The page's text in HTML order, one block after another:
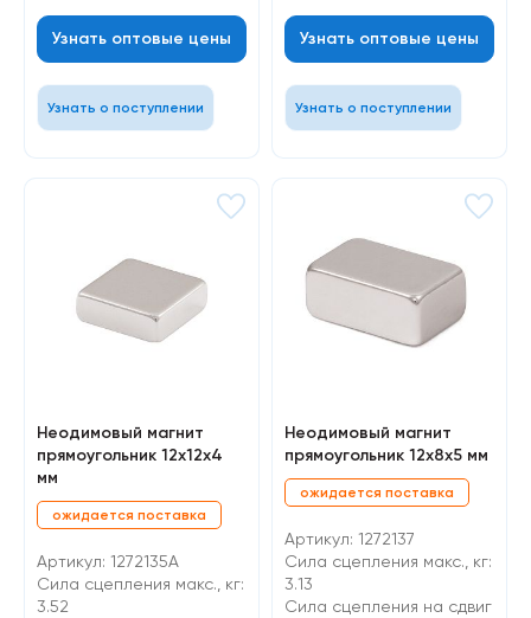
Узнать оптовые цены
Узнать о поступлении
Узнать оптовые цены
Узнать о поступлении
Неодимовый магнит
прямоугольник 12х12х4
мм
ожидается поставка
Артикул: 1272135A
Сила сцепления макс., кг:
3.52
Неодимовый магнит
прямоугольник 12х8х5 мм
ожидается поставка
Артикул: 1272137
Сила сцепления макс., кг:
3.13
Cила сцепления на сдвиг